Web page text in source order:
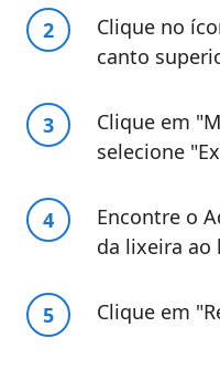
Clique no
canto
Clique em
selecione
Encontre o
da lixeira ao
Clique em